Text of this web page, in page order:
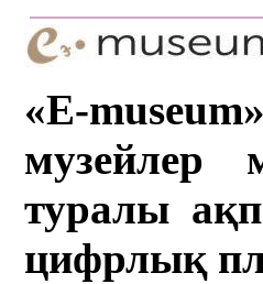
«E-
музейлер
туралы
цифрлық